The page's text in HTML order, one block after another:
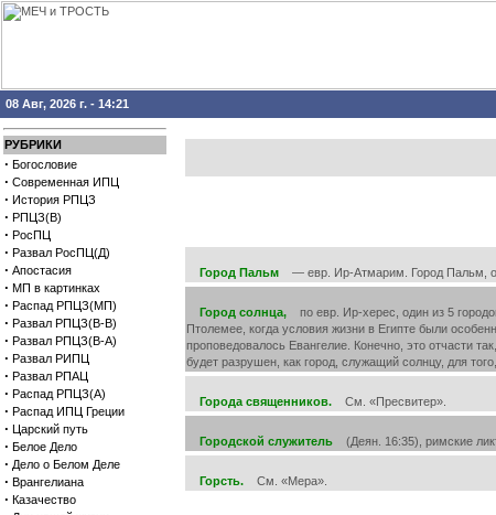
08 Авг, 2026 г. - 14:21
РУБРИКИ
· Богословие
· Современная ИПЦ
· История РПЦЗ
· РПЦЗ(В)
· РосПЦ
· Развал РосПЦ(Д)
· Апостасия
· МП в картинках
· Распад РПЦЗ(МП)
· Развал РПЦЗ(В-В)
· Развал РПЦЗ(В-А)
· Развал РИПЦ
· Развал РПАЦ
· Распад РПЦЗ(А)
· Распад ИПЦ Греции
· Царский путь
· Белое Дело
· Дело о Белом Деле
· Врангелиана
· Казачество
Город Пальм — евр. Ир-Атмарим. Город Пальм,
Город солнца, по евр. Ир-херес, один из 5
Птолемее, когда условия жизни в Египте были
проповедовалось Евангелие. Конечно, это отчасти
будет разрушен, как город, служащий солнцу, для
Города священников. См. «Пресвитер».
Городской служитель (Деян. 16:35), римские
Горсть. См. «Мера».